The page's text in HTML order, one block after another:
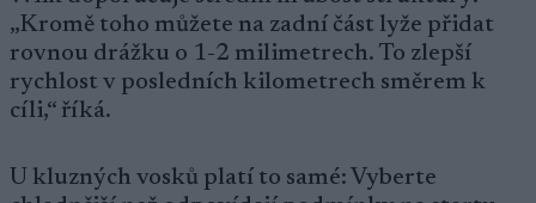
„Kromě toho můžete na zadní část lyže přidat
rovnou drážku o 1-2 milimetrech. To zlepší
rychlost v posledních kilometrech směrem k
cíli,“ říká.
U kluzných vosků platí to samé: Vyberte